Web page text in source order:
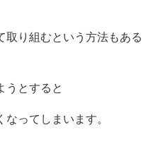
取り組むという方法もある
うとすると
なってしまいます。